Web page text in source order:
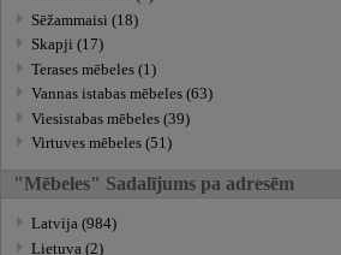
Sēžammaisi (18)
Skapji (17)
Terases mēbeles (1)
Vannas istabas mēbeles (63)
Viesistabas mēbeles (39)
Virtuves mēbeles (51)
"Mēbeles" Sadalījums pa adresēm
Latvija (984)
Lietuva (2)